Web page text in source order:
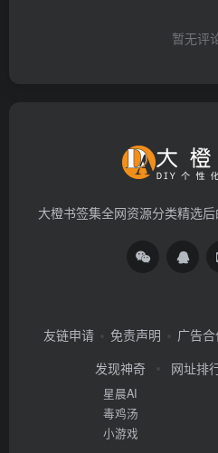
暂无评
大橙书签集全网资源分类精选后
友链申请 免责声明 广告
发现神奇
星晨AI
毒鸡汤
小游戏
网址排